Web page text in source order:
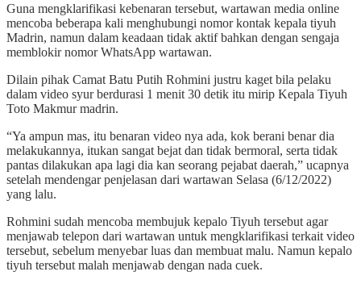
Guna mengklarifikasi kebenaran tersebut, wartawan media online
mencoba beberapa kali menghubungi nomor kontak kepala tiyuh
Madrin, namun dalam keadaan tidak aktif bahkan dengan sengaja
memblokir nomor WhatsApp wartawan.
Dilain pihak Camat Batu Putih Rohmini justru kaget bila pelaku
dalam video syur berdurasi 1 menit 30 detik itu mirip Kepala Tiyuh
Toto Makmur madrin.
“Ya ampun mas, itu benaran video nya ada, kok berani benar dia
melakukannya, itukan sangat bejat dan tidak bermoral, serta tidak
pantas dilakukan apa lagi dia kan seorang pejabat daerah,” ucapnya
setelah mendengar penjelasan dari wartawan Selasa (6/12/2022)
yang lalu.
Rohmini sudah mencoba membujuk kepalo Tiyuh tersebut agar
menjawab telepon dari wartawan untuk mengklarifikasi terkait video
tersebut, sebelum menyebar luas dan membuat malu. Namun kepalo
tiyuh tersebut malah menjawab dengan nada cuek.